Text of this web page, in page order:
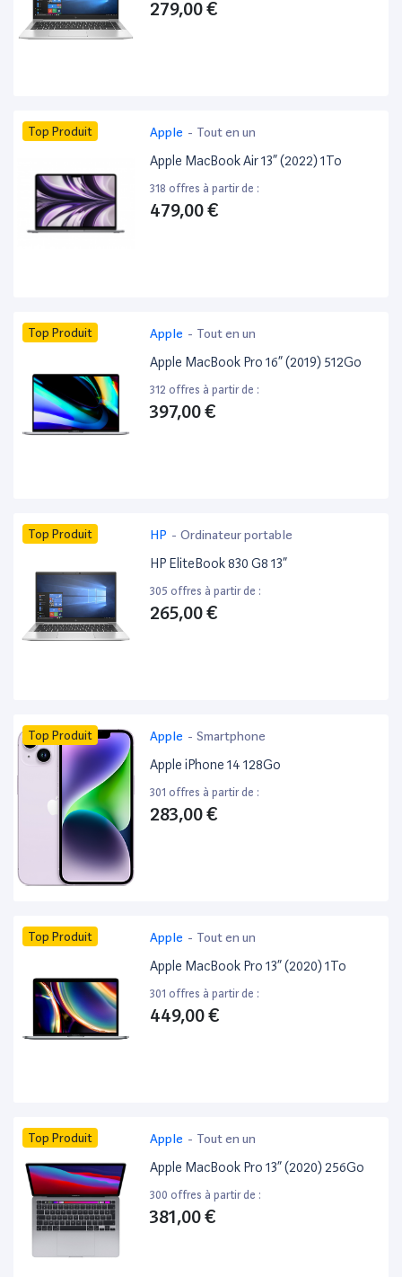
279,00 €
Top Produit Apple - Tout en un
Apple MacBook Air 13” (2022) 1To
318 offres à partir de :
479,00 €
Top Produit Apple - Tout en un
Apple MacBook Pro 16” (2019) 512Go
312 offres à partir de :
397,00 €
Top Produit HP - Ordinateur portable
HP EliteBook 830 G8 13”
305 offres à partir de :
265,00 €
Top Produit Apple - Smartphone
Apple iPhone 14 128Go
301 offres à partir de :
283,00 €
Top Produit Apple - Tout en un
Apple MacBook Pro 13” (2020) 1To
301 offres à partir de :
449,00 €
Top Produit Apple - Tout en un
Apple MacBook Pro 13” (2020) 256Go
300 offres à partir de :
381,00 €